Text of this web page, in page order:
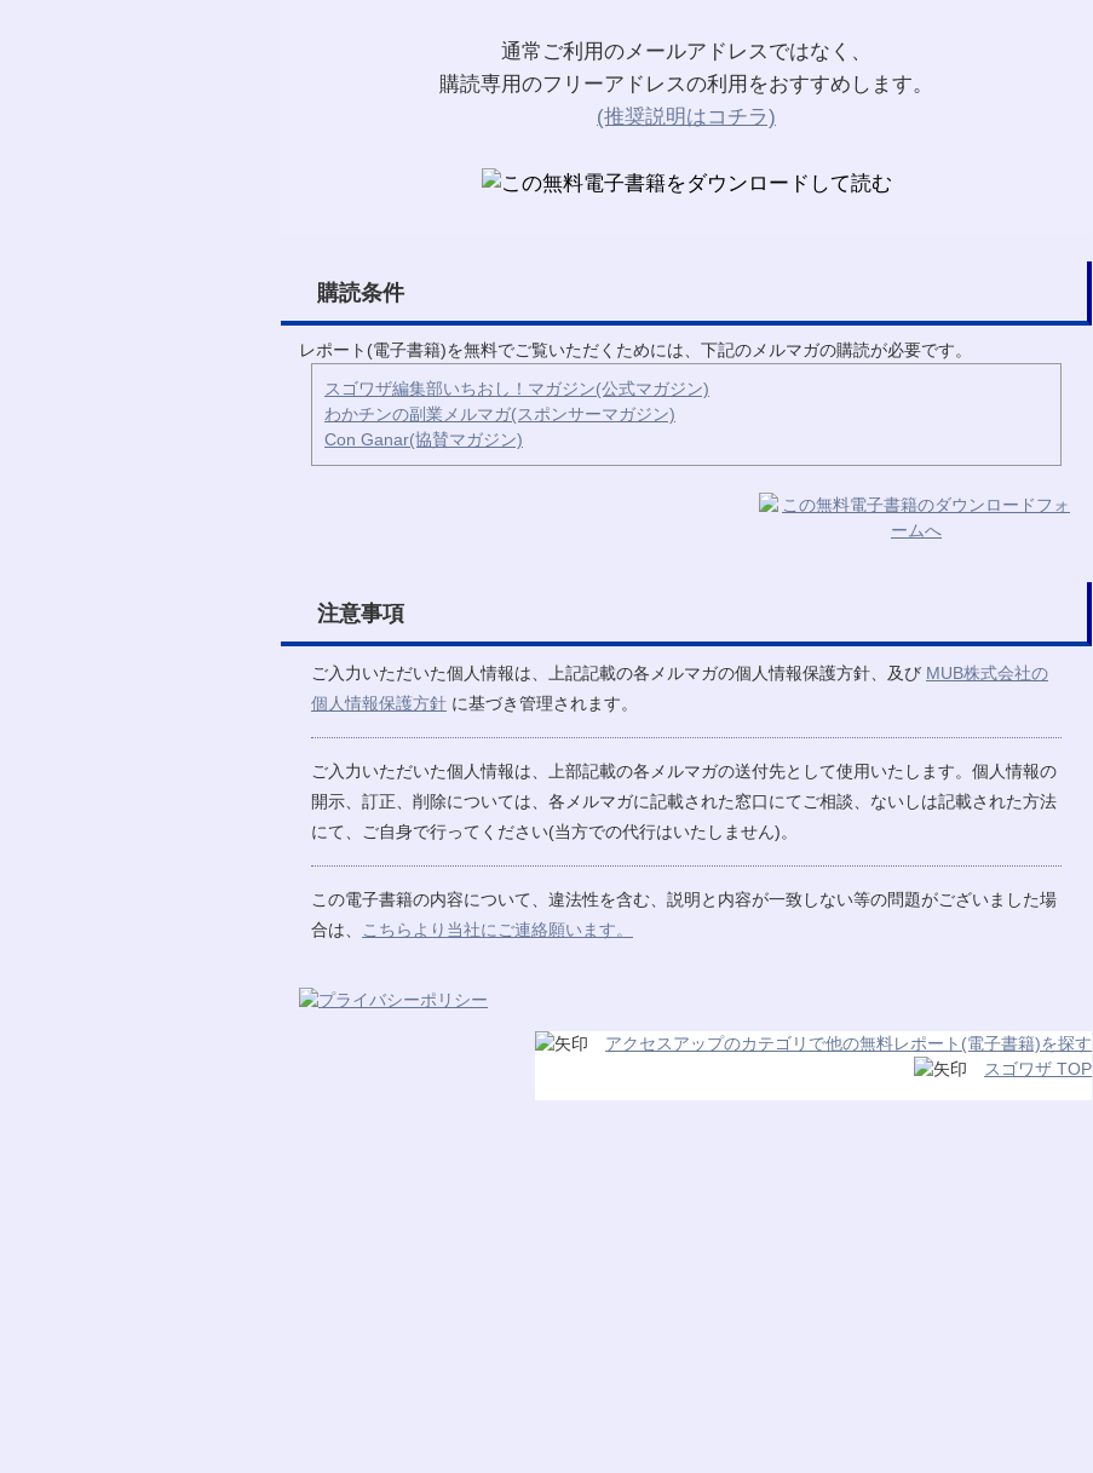
通常ご利用のメールアドレスではなく、
購読専用のフリーアドレスの利用をおすすめします。
(推奨説明はコチラ)
購読条件
レポート(電子書籍)を無料でご覧いただくためには、下記のメルマガの購読が必要です。
スゴワザ編集部いちおし！マガジン(公式マガジン)
わかチンの副業メルマガ(スポンサーマガジン)
Con Ganar(協賛マガジン)
注意事項
ご入力いただいた個人情報は、上記記載の各メルマガの個人情報保護方針、及び MUB株式会社の
個人情報保護方針 に基づき管理されます。
ご入力いただいた個人情報は、上部記載の各メルマガの送付先として使用いたします。個人情報の
開示、訂正、削除については、各メルマガに記載された窓口にてご相談、ないしは記載された方法
にて、ご自身で行ってください(当方での代行はいたしません)。
この電子書籍の内容について、違法性を含む、説明と内容が一致しない等の問題がございました場
合は、
こちらより当社にご連絡願います。
アクセスアップのカテゴリで他の無料レポート(電子書籍)を探す
スゴワザ TOP